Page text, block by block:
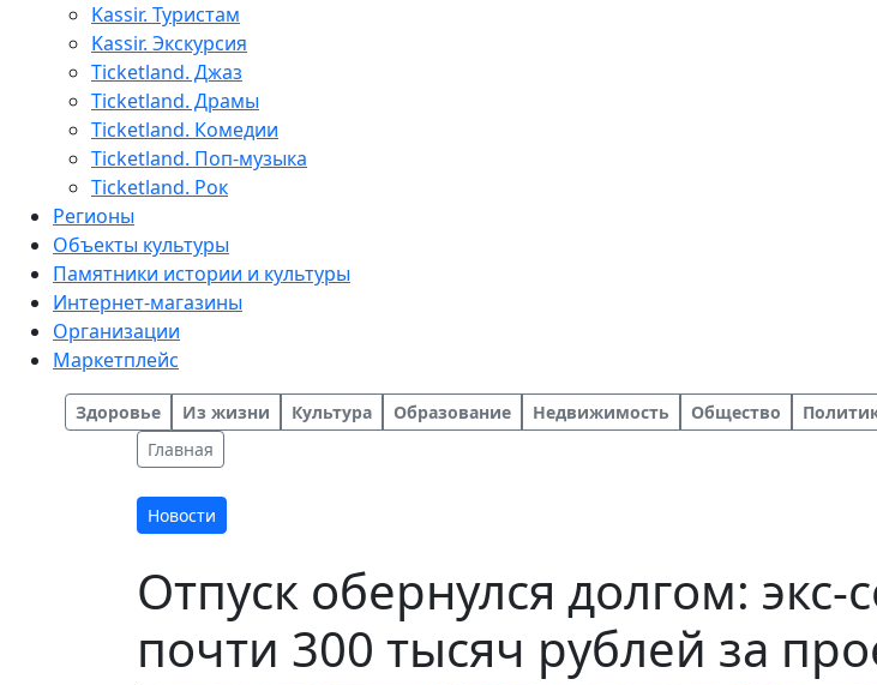
Kassir. Туристам
Kassir. Экскурсия
Ticketland. Джаз
Ticketland. Драмы
Ticketland. Комедии
Ticketland. Поп-музыка
Ticketland. Рок
Регионы
Объекты культуры
Памятники истории и культуры
Интернет-магазины
Организации
Маркетплейс
Здоровье Из жизни Культура Образование Недвижимость Общество
Главная
Новости
Отпуск обернулся долгом: экс-
почти 300 тысяч рублей за